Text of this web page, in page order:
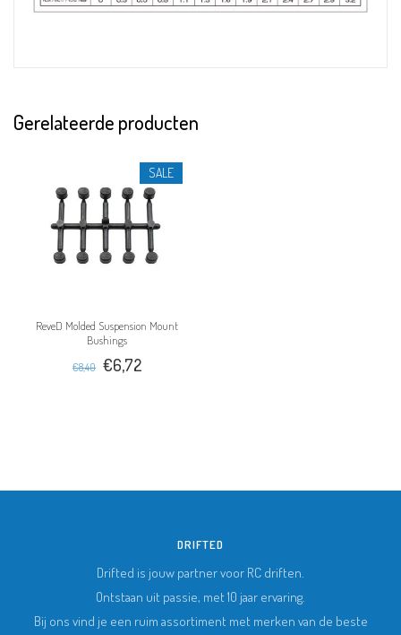
Gerelateerde producten
SALE
ReveD Molded Suspension Mount
Bushings
€8,40 €6,72
DRIFTED
Drifted is jouw partner voor RC driften.
Ontstaan uit passie, met 10 jaar ervaring.
Bij ons vind je een ruim assortiment met merken van de beste